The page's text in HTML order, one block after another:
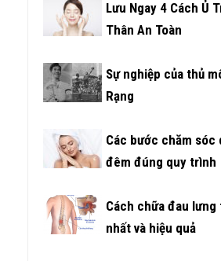
Lưu Ngay 4 Cách Ủ
Thân An Toàn
Sự nghiệp của thủ
Rạng
Các bước chăm sóc
đêm đúng quy trình
Cách chữa đau lưng
nhất và hiệu quả